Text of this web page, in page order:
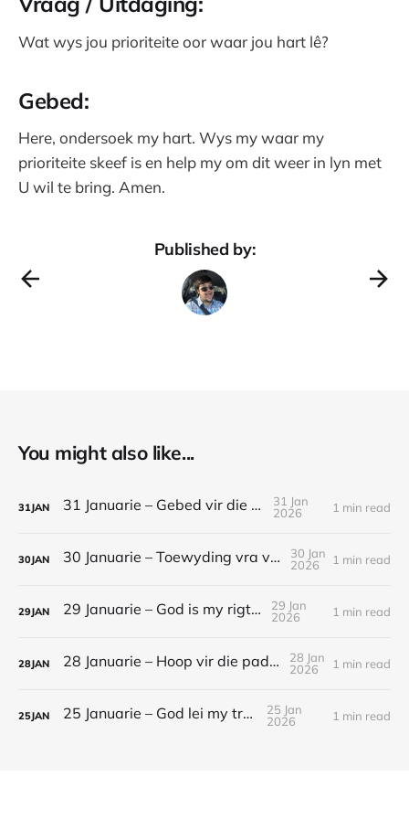
Wat wys jou prioriteite oor waar jou hart lê?
Gebed:
Here, ondersoek my hart. Wys my waar my
prioriteite skeef is en help my om dit weer in lyn met
U wil te bring. Amen.
Published by:
You might also like...
31JAN 31 Januarie – Gebed vir die jaar
31 Jan
2026
1 min read
30JAN 30 Januarie – Toewyding vra volharding
30 Jan
2026
1 min read
29JAN 29 Januarie – God is my rigting
29 Jan
2026
1 min read
28JAN 28 Januarie – Hoop vir die pad vorentoe
28 Jan
2026
1 min read
25JAN 25 Januarie – God lei my tree
25 Jan
2026
1 min read